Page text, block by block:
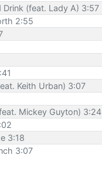
Drink (feat. Lady A) 3:57
2:55
Keith Urban) 3:07
Mickey Guyton) 3:24
3:18
3:07